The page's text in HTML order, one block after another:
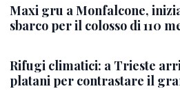
Maxi gru a Monfalcone,
sbarco per il colosso di 110
Rifugi climatici: a Trieste
platani per contrastare il